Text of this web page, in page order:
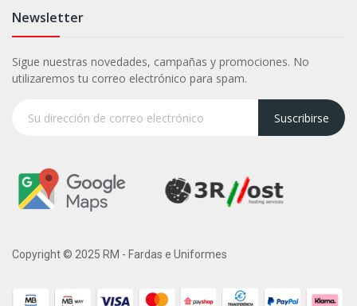
Newsletter
Sigue nuestras novedades, campañas y promociones. No
utilizaremos tu correo electrónico para spam.
Suscribirse
Copyright © 2025 RM - Fardas e Uniformes